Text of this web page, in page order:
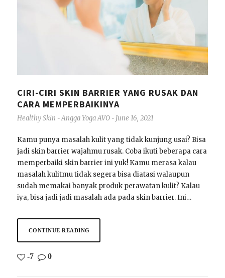
CIRI-CIRI SKIN BARRIER YANG RUSAK DAN
CARA MEMPERBAIKINYA
Healthy Skin - Angga Yoga AVO - June 16, 2021
Kamu punya masalah kulit yang tidak kunjung usai? Bisa
jadi skin barrier wajahmu rusak. Coba ikuti beberapa cara
memperbaiki skin barrier ini yuk! Kamu merasa kalau
masalah kulitmu tidak segera bisa diatasi walaupun
sudah memakai banyak produk perawatan kulit? Kalau
iya, bisa jadi jadi masalah ada pada skin barrier. Ini…
CONTINUE READING
-7 0